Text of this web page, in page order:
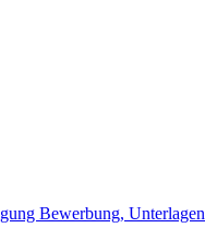
Bewerbung, Unterlagen